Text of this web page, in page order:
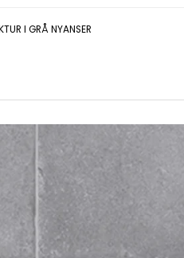
I GRÅ NYANSER